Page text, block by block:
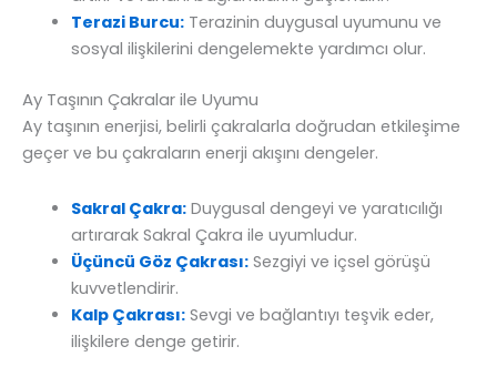
Terazi Burcu:Terazinin duygusal uyumunu ve
sosyal ilişkilerini dengelemekte yardımcı olur.
Ay Taşının Çakralar ile Uyumu
Ay taşının enerjisi, belirli çakralarla doğrudan etkileşime
geçer ve bu çakraların enerji akışını dengeler.
Sakral Çakra:Duygusal dengeyi ve yaratıcılığı
artırarak Sakral Çakra ile uyumludur.
Üçüncü Göz Çakrası:Sezgiyi ve içsel görüşü
kuvvetlendirir.
Kalp Çakrası:Sevgi ve bağlantıyı teşvik eder,
ilişkilere denge getirir.